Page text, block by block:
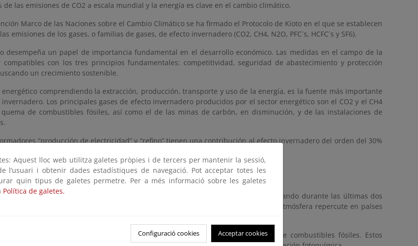
de las emisiones de CO2 a escala mundial y la energía es clave en el cambio climático.
Marco de las Naciones sobre el Cambio Climático se ha firmado el Protocolo de Kioto en el que se establecen
emisiones de los gases, o familias de gases, de efecto invernadero (CO2, CH4, N2O, PFC´s, HCFC´s y SF6).
desempeña un papel de importancia fundamental en el desarrollo económico. Las medidas en el campo de la
compatibles con los tres principios fundamentales: competitividad, seguridad de abastecimiento y protección
un crecimiento sostenible.
energético comprendiendo la extracción, producción, transporte y uso de la energía, es la fuente más importante
Los principales gases de efecto invernadero producidos por el sector energético son el CO2 y el CH4
de combustibles fósiles, así como el de las minas de carbón, en disminución, y de las instalaciones de
“producción de electricidad” y “refino” tienen una contribución al efecto invernadero del orden del 30%
transfronteriza y los protocolos que lo desarrollan han venido marcando durante las últimas dos
a seguir en cuanto a la lucha contra la contaminación, que por efectos de la atmósfera repercute en países
(S02 y NOX , COV´s etc..) se originan principalmente debido a la utilización de combustibles fósiles. Estos
Aquest lloc web utilitza galetes pròpies i de tercers per mantenir la sessió,
l’usuari i obtenir dades estadístiques de navegació. Pot acceptar totes les
quin tipus de galetes permetre. Per a més informació sobre les galetes
Política de galetes.
Configuració cookies Acceptar cookies